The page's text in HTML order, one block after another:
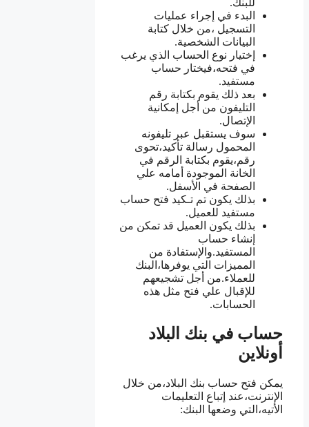
البدء في إجراء عمليات
التسجيل ،من خلال كتابة
البيانات الشخصية.
إختيار نوع الحساب الذي يرغب
في فتحه،فيختار حساب
مستفيد.
بعد ذلك يقوم بكتابة رقم
التليفون من أجل إمكانية
الإتصال.
سوف يستقبل عبر تليفونه
المحمول رسالة تأكيد،تحوى
رقم،يقوم بكتابة الرقم في
الخانة الموجودة أمامه علي
الصفحة في الأسفل.
بذلك يكون تم تـكيد فتح حساب
مستفيد للعميل.
بذلك يكون العميل قد تمكن من
إنشاء حساب
المستفيد.والإستفادة من
المميزات التي يوفرها،البنك
للعملاء.من أجل تشجيعهم
للإقبال علي فتح مثل هذه
الحسابات.
حساب في بنك البلاد
أونلاين
يمكن فتح حساب بنك البلاد،من خلال
الإنترنت،عند إتباع التعليمات
الأتيه،التي وضعها البنك: